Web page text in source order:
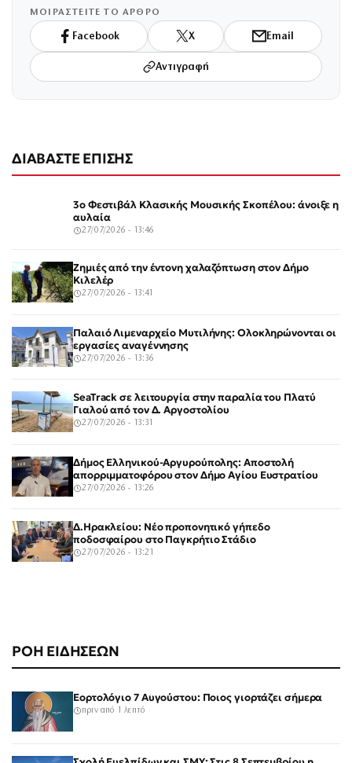
ΡΟΗ ΕΙΔΗΣΕΩΝ
Εορτολόγιο 7 Αυγούστου: Ποιος γιορτάζει σήμερα
πριν από 1 λεπτό
ΜΟΙΡΑΣΤΕΙΤΕ ΤΟ ΑΡΘΡΟ
Facebook X Email
Αντιγραφή
ΔΙΑΒΑΣΤΕ ΕΠΙΣΗΣ
3ο Φεστιβάλ Κλασικής Μουσικής Σκοπέλου: άνοιξε η
αυλαία
27/07/2026 - 13:46
Ζημιές από την έντονη χαλαζόπτωση στον Δήμο
Κιλελέρ
27/07/2026 - 13:41
Παλαιό Λιμεναρχείο Μυτιλήνης: Ολοκληρώνονται οι
εργασίες αναγέννησης
27/07/2026 - 13:36
SeaTrack σε λειτουργία στην παραλία του Πλατύ
Γιαλού από τον Δ. Αργοστολίου
27/07/2026 - 13:31
Δήμος Ελληνικού-Αργυρούπολης: Αποστολή
απορριμματοφόρου στον Δήμο Αγίου Ευστρατίου
27/07/2026 - 13:26
Δ.Ηρακλείου: Νέο προπονητικό γήπεδο
ποδοσφαίρου στο Παγκρήτιο Στάδιο
27/07/2026 - 13:21